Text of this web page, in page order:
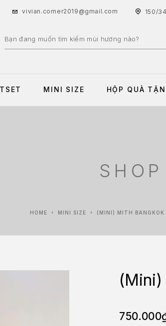
vivian.corner2019@gmail.com 150/
MINI SIZE HỘP QUÀ
SHOP
HOME MINI SIZE (MINI) MITH BANGKOK
750.000